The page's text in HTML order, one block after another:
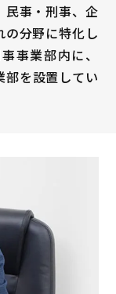
民事・刑事、企
の分野に特化し
事業部内に、
部を設置してい